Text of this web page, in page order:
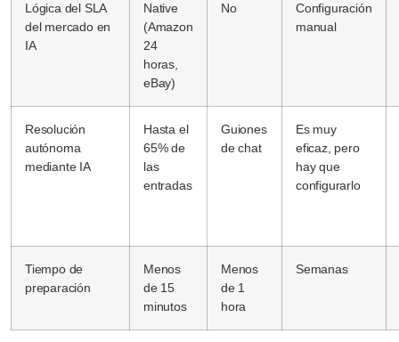
Lógica del SLA
del mercado en
IA
Native
(Amazon
24
horas,
eBay)
No
Configuración
manual
Resolución
autónoma
mediante IA
Hasta el
65% de
las
entradas
Guiones
de chat
Es muy
eficaz, pero
hay que
configurarlo
Tiempo de
preparación
Menos
de 15
minutos
Menos
de 1
hora
Semanas